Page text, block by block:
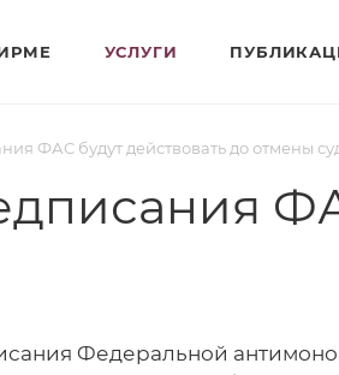
УСЛУГИ
ФАС будут действовать до отмены
Федеральной